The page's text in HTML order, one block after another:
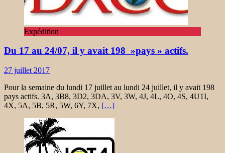
Expédition
Du 17 au 24/07, il y avait 198 »pays » actifs.
27 juillet 2017
Pour la semaine du lundi 17 juillet au lundi 24 juillet, il y avait 198
pays actifs. 3A, 3B8, 3D2, 3DA, 3V, 3W, 4J, 4L, 4O, 4S, 4U1I,
4X, 5A, 5B, 5R, 5W, 6Y, 7X, […]